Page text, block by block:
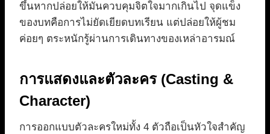
ขึ้นหากปล่อยให้มันควบคุมจิตใจมากเกินไป จุดแข็ง
ของบทคือการไม่ยัดเยียดบทเรียน แต่ปล่อยให้ผู้ชม
ค่อยๆ ตระหนักรู้ผ่านการเดินทางของเหล่าอารมณ์
การแสดงและตัวละคร (Casting &
Character)
การออกแบบตัวละครใหม่ทั้ง 4 ตัวถือเป็นหัวใจสำคัญ